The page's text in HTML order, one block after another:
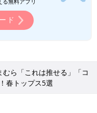
ド
むら「これは推せる」「コ
春トップス5選